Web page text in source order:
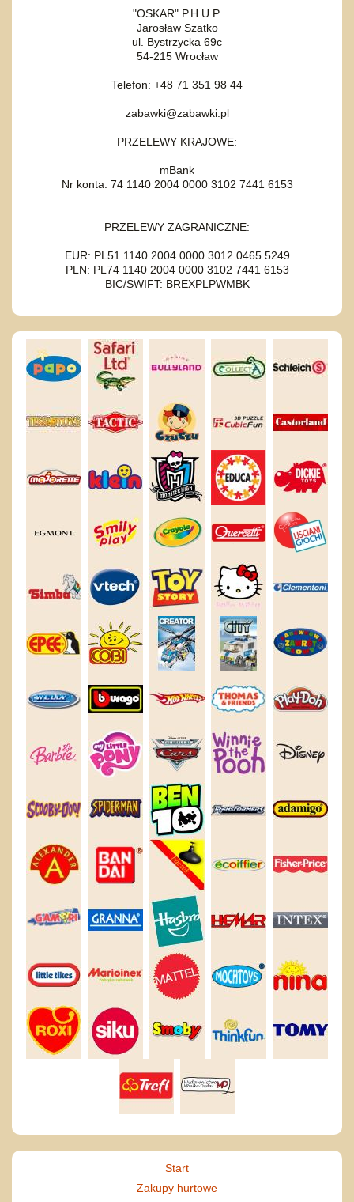
"OSKAR" P.H.U.P.
Jarosław Szatko
ul. Bystrzycka 69c
54-215 Wrocław
Telefon: +48 71 351 98 44
zabawki@zabawki.pl
PRZELEWY KRAJOWE:
mBank
Nr konta: 74 1140 2004 0000 3102 7441 6153
PRZELEWY ZAGRANICZNE:
EUR: PL51 1140 2004 0000 3012 0465 5249
PLN: PL74 1140 2004 0000 3102 7441 6153
BIC/SWIFT: BREXPLPWMBK
Start
Zakupy hurtowe